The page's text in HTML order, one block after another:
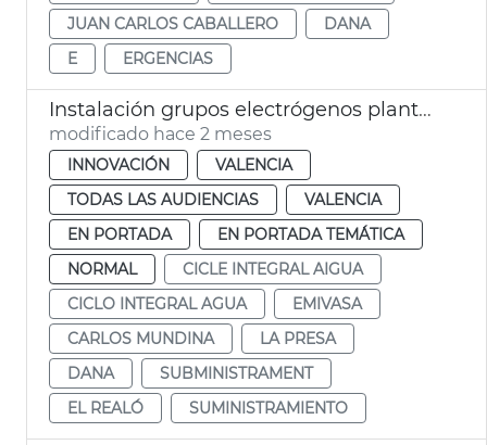
JUAN CARLOS CABALLERO
DANA
E
ERGENCIAS
Instalación grupos electrógenos plantas potabilizadoras Presa Realó València
modificado hace 2 meses
INNOVACIÓN
VALENCIA
TODAS LAS AUDIENCIAS
VALENCIA
EN PORTADA
EN PORTADA TEMÁTICA
NORMAL
CICLE INTEGRAL AIGUA
CICLO INTEGRAL AGUA
EMIVASA
CARLOS MUNDINA
LA PRESA
DANA
SUBMINISTRAMENT
EL REALÓ
SUMINISTRAMIENTO